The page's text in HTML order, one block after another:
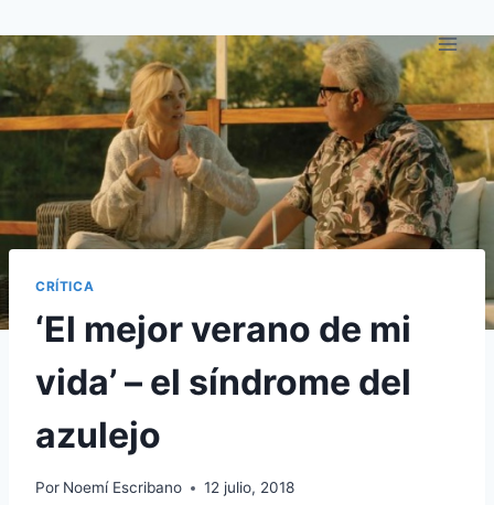
al
contenido
CRÍTICA
‘El mejor verano de mi
vida’ – el síndrome del
azulejo
Por Noemí Escribano 12 julio, 2018